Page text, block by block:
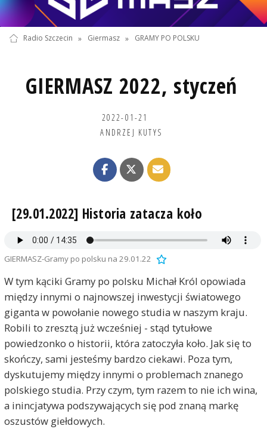
Radio Szczecin » Giermasz » GRAMY PO POLSKU
GIERMASZ 2022, styczeń
2022-01-21
ANDRZEJ KUTYS
[29.01.2022] Historia zatacza koło
GIERMASZ-Gramy po polsku na 29.01.22
W tym kąciki Gramy po polsku Michał Król opowiada
między innymi o najnowszej inwestycji światowego
giganta w powołanie nowego studia w naszym kraju.
Robili to zresztą już wcześniej - stąd tytułowe
powiedzonko o historii, która zatoczyła koło. Jak się to
skończy, sami jesteśmy bardzo ciekawi. Poza tym,
dyskutujemy między innymi o problemach znanego
polskiego studia. Przy czym, tym razem to nie ich wina,
a inincjatywa podszywających się pod znaną markę
oszustów giełdowych.